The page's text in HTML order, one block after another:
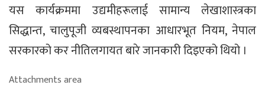
यस कार्यक्रममा उद्यमीहरूलाई सामान्य लेखाशास्त्रका
सिद्धान्त, चालुपूजी व्यबस्थापनका आधारभूत नियम, नेपाल
सरकारको कर नीतिलगायत बारे जानकारी दिइएको थियो ।
Attachments area